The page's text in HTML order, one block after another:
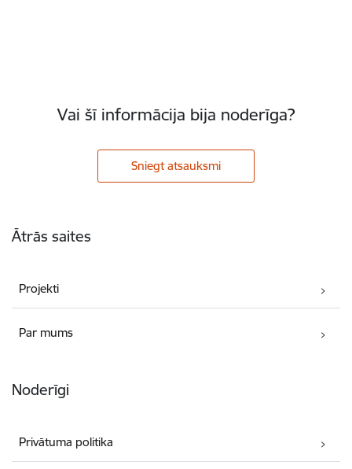
Vai šī informācija bija noderīga?
Sniegt atsauksmi
Ātrās saites
Projekti
Par mums
Noderīgi
Privātuma politika